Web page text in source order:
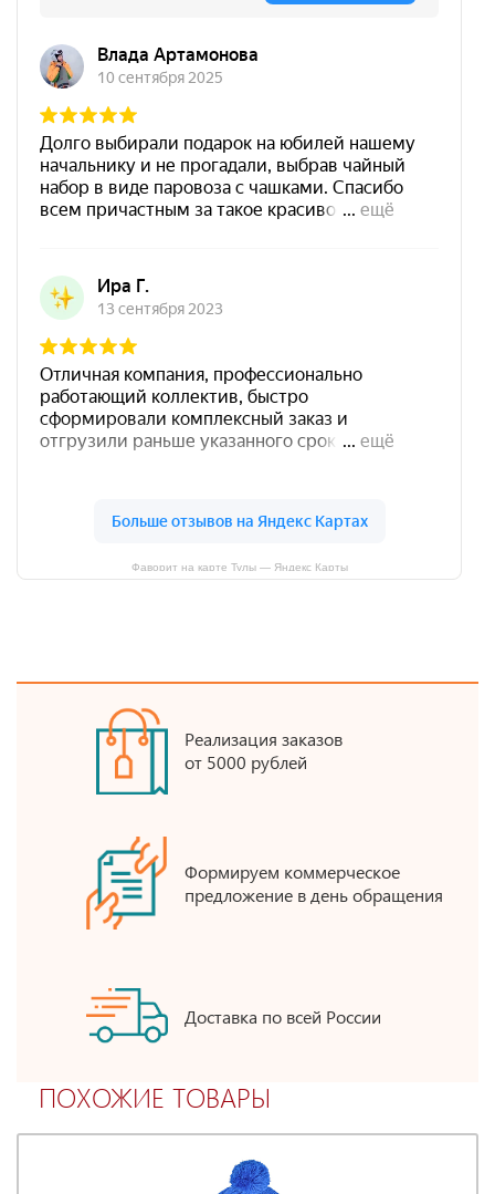
Фаворит на карте Тулы — Яндекс Карты
Реализация заказов
от 5000 рублей
Формируем коммерческое
предложение в день обращения
Доставка по всей России
ПОХОЖИЕ ТОВАРЫ